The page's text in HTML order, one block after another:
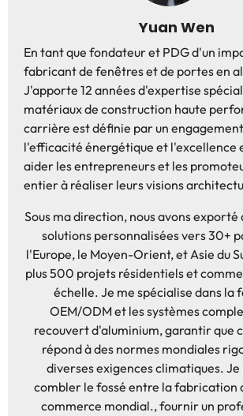
Yuan Wen
En tant que fondateur et PDG d'un
fabricant de fenêtres et de portes en
J'apporte 12 années d'expertise
matériaux de construction haute
carrière est définie par un
l'efficacité énergétique et l'excellence
aider les entrepreneurs et les
entier à réaliser leurs visions
Sous ma direction, nous avons exporté
solutions personnalisées vers 30+
l'Europe, le Moyen-Orient, et Asie du
plus 500 projets résidentiels et
échelle. Je me spécialise dans la
OEM/ODM et les systèmes
recouvert d'aluminium, garantir que
répond à des normes mondiales
diverses exigences climatiques. Je
combler le fossé entre la fabrication
commerce mondial., fournir un